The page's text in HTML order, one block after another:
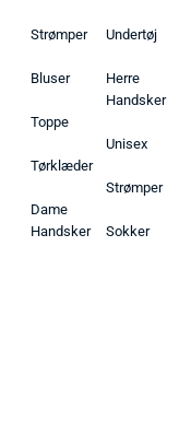
Strømper
Bluser
Toppe
Tørklæder
Dame
Handsker
Undertøj
Herre
Handsker
Unisex
Strømper
Sokker